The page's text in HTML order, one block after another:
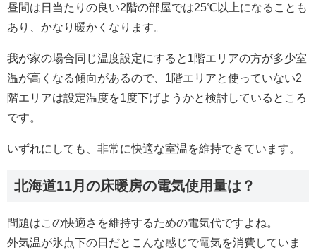
昼間は日当たりの良い2階の部屋では25℃以上になることも
あり、かなり暖かくなります。
我が家の場合同じ温度設定にすると1階エリアの方が多少室
温が高くなる傾向があるので、1階エリアと使っていない2
階エリアは設定温度を1度下げようかと検討しているところ
です。
いずれにしても、非常に快適な室温を維持できています。
北海道11月の床暖房の電気使用量は？
問題はこの快適さを維持するための電気代ですよね。
外気温が氷点下の日だとこんな感じで電気を消費していま